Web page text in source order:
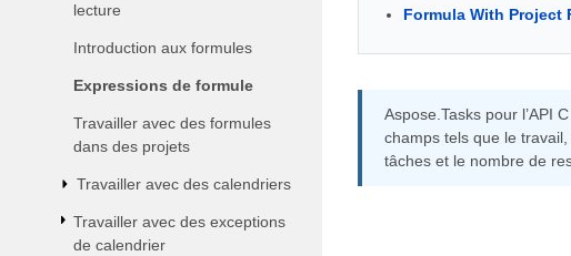
lecture
Introduction aux formules
Expressions de formule
Travailler avec des formules
dans des projets
Travailler avec des calendriers
Travailler avec des exceptions
de calendrier
Formula With Project
Aspose.Tasks pour l’API
champs tels que le
tâches et le nombre de